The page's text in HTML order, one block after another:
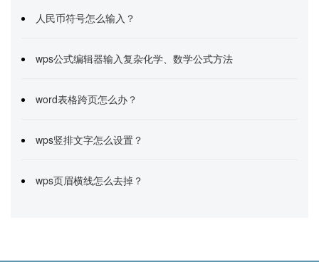
人民币符号怎么输入？
wps公式编辑器输入复杂化学、数学公式方法
word表格跨页怎么办？
wps竖排文字怎么设置？
wps页眉横线怎么去掉？